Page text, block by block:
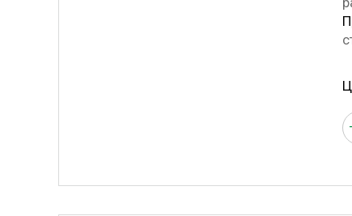
-